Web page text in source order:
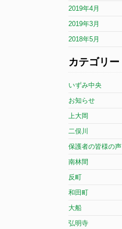
2019年4月
2019年3月
2018年5月
カテゴリー
いずみ中央
お知らせ
上大岡
二俣川
保護者の皆様の声
南林間
反町
和田町
大船
弘明寺